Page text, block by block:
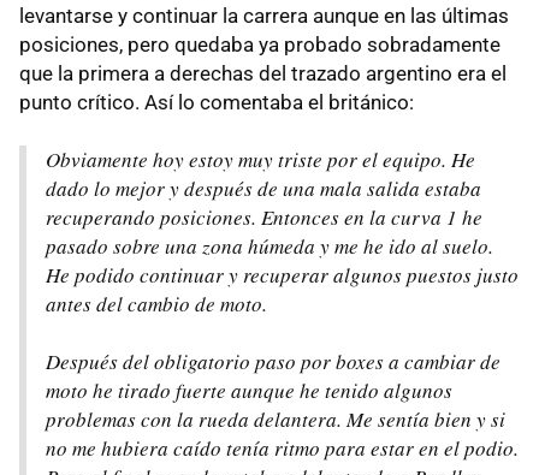
levantarse y continuar la carrera aunque en las últimas
posiciones, pero quedaba ya probado sobradamente
que la primera a derechas del trazado argentino era el
punto crítico. Así lo comentaba el británico:
Obviamente hoy estoy muy triste por el equipo. He
dado lo mejor y después de una mala salida estaba
recuperando posiciones. Entonces en la curva 1 he
pasado sobre una zona húmeda y me he ido al suelo.
He podido continuar y recuperar algunos puestos justo
antes del cambio de moto.
Después del obligatorio paso por boxes a cambiar de
moto he tirado fuerte aunque he tenido algunos
problemas con la rueda delantera. Me sentía bien y si
no me hubiera caído tenía ritmo para estar en el podio.